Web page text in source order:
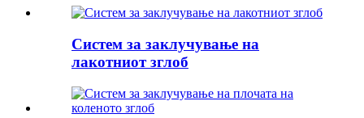
Систем за заклучување на
лакотниот зглоб